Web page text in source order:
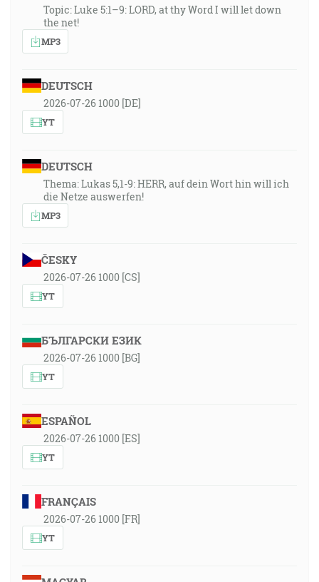
Topic: Luke 5:1–9: LORD, at thy Word I will let down
the net!
MP3
DEUTSCH
2026-07-26 1000 [DE]
YT
DEUTSCH
Thema: Lukas 5,1-9: HERR, auf dein Wort hin will ich
die Netze auswerfen!
MP3
ČESKY
2026-07-26 1000 [CS]
YT
БЪЛГАРСКИ ЕЗИК
2026-07-26 1000 [BG]
YT
ESPAÑOL
2026-07-26 1000 [ES]
YT
FRANÇAIS
2026-07-26 1000 [FR]
YT